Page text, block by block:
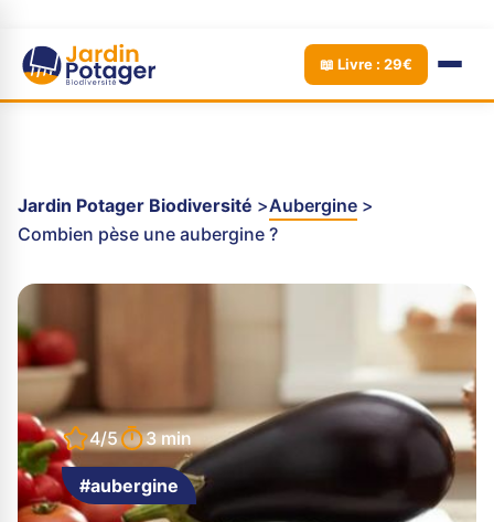
📖 Livre : 29€
Jardin Potager Biodiversité
Aubergine
Combien pèse une aubergine ?
4/5 3 min
#aubergine